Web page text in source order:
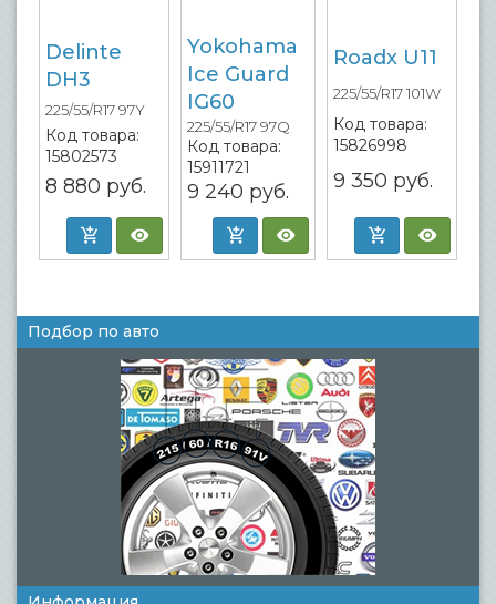
Delinte
DH3
225/55/R17 97Y
Код товара:
15802573
8 880 руб.
Yokohama
Ice Guard
IG60
225/55/R17 97Q
Код товара:
15911721
9 240 руб.
Roadx U11
225/55/R17 101W
Код товара:
15826998
9 350 руб.
Подбор по авто